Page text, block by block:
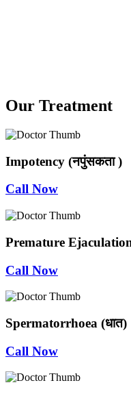
Our Treatment
Impotency (नपुंसकता )
Call Now
Premature
Call Now
Spermatorrhoea (धात)
Call Now